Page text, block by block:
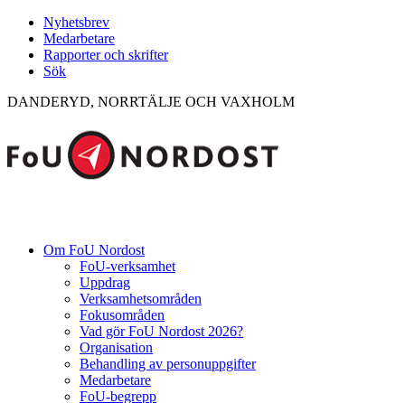
Nyhetsbrev
Medarbetare
Rapporter och skrifter
Sök
DANDERYD, NORRTÄLJE OCH VAXHOLM
Om FoU Nordost
FoU-verksamhet
Uppdrag
Verksamhetsområden
Fokusområden
Vad gör FoU Nordost 2026?
Organisation
Behandling av personuppgifter
Medarbetare
FoU-begrepp